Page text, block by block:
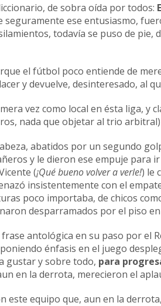
de sobra oída por todos:
seguramente ese entusiasmo,
todavía se puso de pie,
el fútbol poco entiende de
y devuelve, desinteresado, al
vez como local en ésta liga, y
nada que objetar al trio
abatidos por un segundo
y le dieron ese empuje para
(¡Qué bueno volver a verle!) le
insistentemente con el
poco importaba, de chicos
desparramados por el piso
antológica en su paso por el
poniendo énfasis en el juego
gustar y sobre todo, para
en la derrota, merecieron el
este equipo que, aun en la